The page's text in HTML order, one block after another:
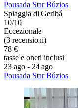
Pousada Star Búzios
Spiaggia di Geribá
10/10
Eccezionale
(3 recensioni)
78 €
tasse e oneri inclusi
23 ago - 24 ago
Pousada Star Búzios